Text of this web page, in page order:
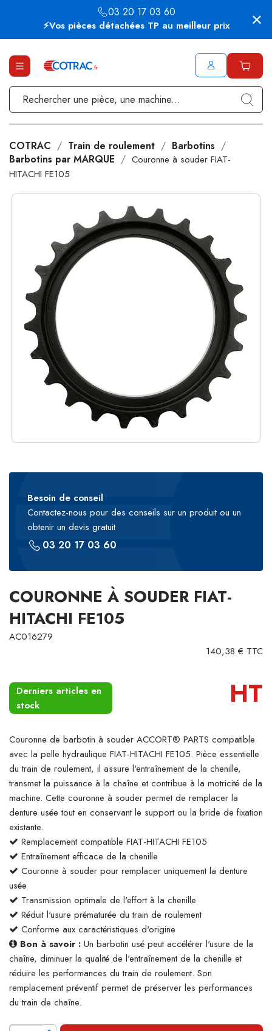
⚡Vos pièces détachées TP au meilleur prix
03 20 17 03 60
COTRAC Train de roulement
Barbotins
Barbotins par MARQUE
Couronne à souder FIAT-
HITACHI FE105
Besoin de conseil
Contactez-nous pour des conseils sur un produit ou un
obtenir un devis gratuit
03 20 17 03 60
COURONNE À SOUDER FIAT-
HITACHI FE105
AC016279
140,38 € TTC
Derniers articles en
stock
HT
Couronne de barbotin à souder ACCORT® PARTS compatible
avec la pelle hydraulique FIAT-HITACHI FE105. Pièce essentielle
du train de roulement, il assure l'entraînement de la chenille,
transmet la puissance à la chaîne et contribue à la motricité de la
machine. Cette couronne à souder permet de remplacer la
denture usée tout en conservant le support ou la bride de fixation
existante.
Remplacement compatible FIAT-HITACHI FE105
Entraînement efficace de la chenille
Couronne à souder pour remplacer uniquement la denture
usée
Transmission optimale de l'effort à la chenille
Réduit l'usure prématurée du train de roulement
Conforme aux caractéristiques d'origine
Bon à savoir : Un barbotin usé peut accélérer l'usure de la
chaîne, diminuer la qualité de l'entraînement de la chenille et
réduire les performances du train de roulement. Son
remplacement préventif permet de préserver les performances
du train de chaîne.